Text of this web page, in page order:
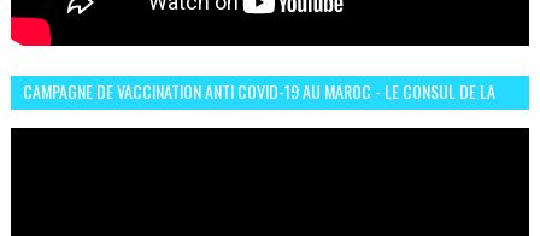
CAMPAGNE DE VACCINATION ANTI COVID-19 AU MAROC - LE CONSUL DE LA